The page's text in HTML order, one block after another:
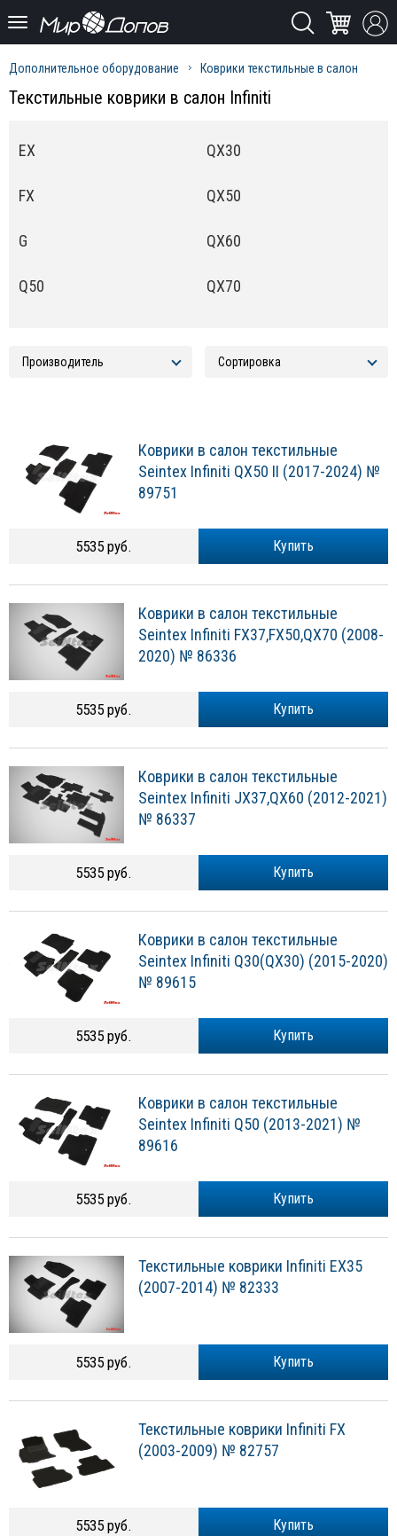
Дополнительное оборудование Коврики текстильные в салон
Текстильные коврики в салон Infiniti
EX
FX
G
Q50
QX30
QX50
QX60
QX70
Коврики в салон текстильные
Seintex Infiniti QX50 II (2017-2024) №
89751
Купить
5535 руб.
Коврики в салон текстильные
Seintex Infiniti FX37,FX50,QX70 (2008-
2020) № 86336
Купить
5535 руб.
Коврики в салон текстильные
Seintex Infiniti JX37,QX60 (2012-2021)
№ 86337
Купить
5535 руб.
Коврики в салон текстильные
Seintex Infiniti Q30(QX30) (2015-2020)
№ 89615
Купить
5535 руб.
Коврики в салон текстильные
Seintex Infiniti Q50 (2013-2021) №
89616
Купить
5535 руб.
Текстильные коврики Infiniti EX35
(2007-2014) № 82333
Купить
5535 руб.
Текстильные коврики Infiniti FX
(2003-2009) № 82757
Купить
5535 руб.